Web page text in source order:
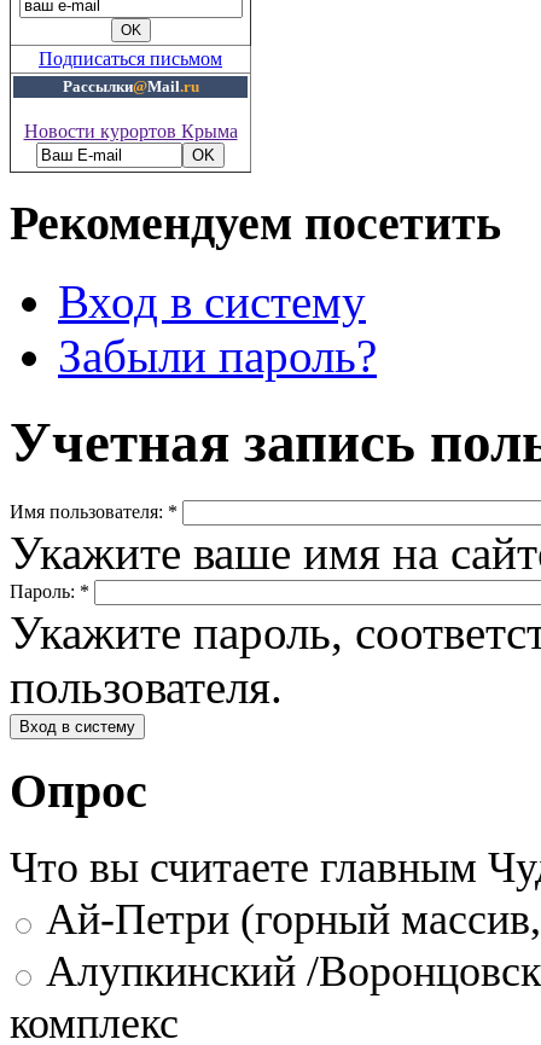
Подписаться письмом
Рассылки@Mail.ru
Новости курортов Крыма
Рекомендуем посетить
Вход в систему
Забыли пароль?
Учетная запись
Имя пользователя: *
Укажите ваше имя на
Пароль: *
Укажите пароль,
пользователя.
Опрос
Что вы считаете главным
Ай-Петри (горный
Алупкинский /
комплекс